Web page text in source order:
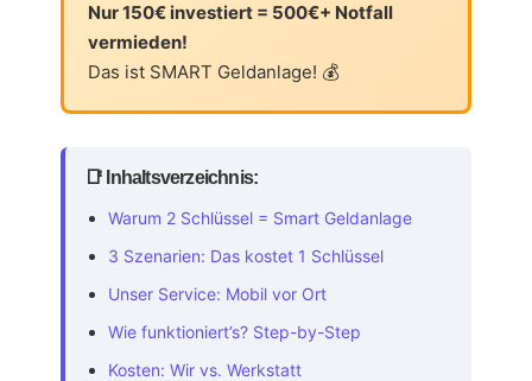
Nur 150€ investiert = 500€+ Notfall
vermieden!
Das ist SMART Geldanlage! 💰
📑 Inhaltsverzeichnis:
Warum 2 Schlüssel = Smart Geldanlage
3 Szenarien: Das kostet 1 Schlüssel
Unser Service: Mobil vor Ort
Wie funktioniert’s? Step-by-Step
Kosten: Wir vs. Werkstatt